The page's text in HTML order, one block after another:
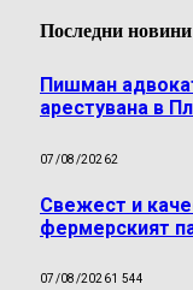
Последни новини
Пишман
арестувана в
07/08/20262
Свежест и
фермерският
07/08/20261 544